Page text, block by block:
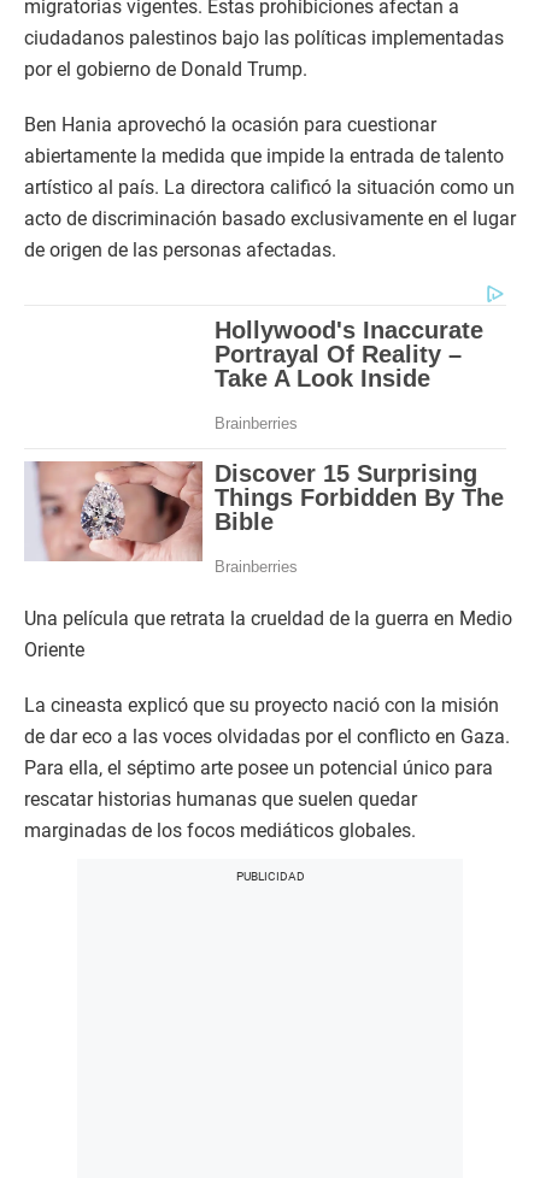
migratorias vigentes. Estas prohibiciones afectan a
ciudadanos palestinos bajo las políticas implementadas
por el gobierno de Donald Trump.
Ben Hania aprovechó la ocasión para cuestionar
abiertamente la medida que impide la entrada de talento
artístico al país. La directora calificó la situación como un
acto de discriminación basado exclusivamente en el lugar
de origen de las personas afectadas.
Una película que retrata la crueldad de la guerra en Medio
Oriente
La cineasta explicó que su proyecto nació con la misión
de dar eco a las voces olvidadas por el conflicto en Gaza.
Para ella, el séptimo arte posee un potencial único para
rescatar historias humanas que suelen quedar
marginadas de los focos mediáticos globales.